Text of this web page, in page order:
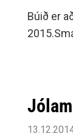
Búið er